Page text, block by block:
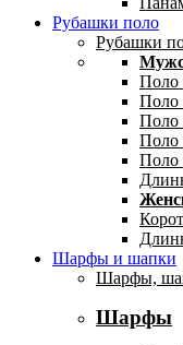
Рубашки поло
Рубашки
Поло
Поло
Поло
Поло
Поло
Шарфы и шапки
Шарфы,
Шарфы